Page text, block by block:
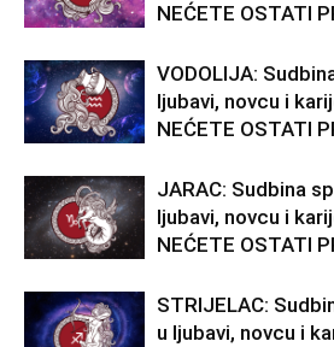
NEĆETE OSTATI
VODOLIJA:
ljubavi, novcu i
NEĆETE OSTATI
JARAC: Sudbina
ljubavi, novcu i
NEĆETE OSTATI
STRIJELAC:
u ljubavi, novcu i